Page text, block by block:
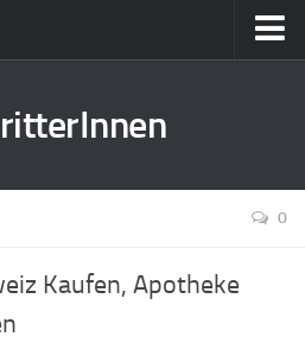
0
Kaufen, Apotheke